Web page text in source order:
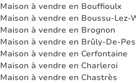
Maison à vendre en Bouffioulx
Maison à vendre en Boussu-Lez-
Maison à vendre en Brognon
Maison à vendre en Brûly-De-
Maison à vendre en Cerfontaine
Maison à vendre en Charleroi
Maison à vendre en Chastrès